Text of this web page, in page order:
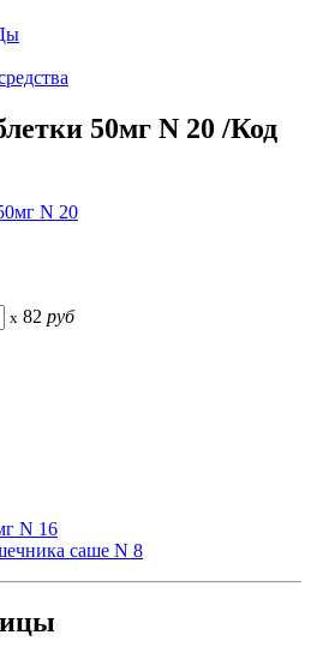
50мг N 20 /Код
x 82 руб
N 16
саше N 8